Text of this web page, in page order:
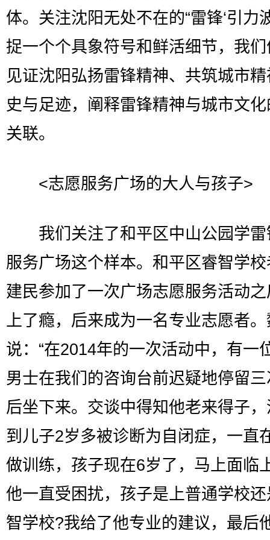
体。关注沈阳无处不在的“雷锋‘引力
捉一个个具象符号和鲜活细节，我
见证沈阳弘扬雷锋精神、共筑城市
史与足迹，阐释雷锋精神与城市文
关联。
<志愿服务广场的大人与孩子>
我们关注了和平区中山公园学雷
服务广场这个样本。和平区睿智学
建民参加了一次广场志愿服务活动
上了瘾，后来成为一名专业志愿者
说：“在2014年的一次活动中，有一
男士在我们的咨询台前迟疑地停留
后坐下来。交谈中得知他老来得子
到儿子2岁多被诊断为自闭症，一直
做训练，孩子现在6岁了，马上面临
他一直受困扰，孩子是上普通学校
智学校?我给了他专业的建议，最后